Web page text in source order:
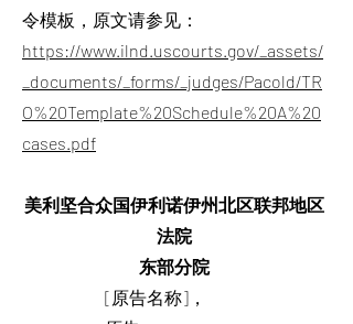
令模板，原文请参见：
https://www.ilnd.uscourts.gov/_assets/
_documents/_forms/_judges/Pacold/TR
O%20Template%20Schedule%20A%20
cases.pdf
美利坚合众国伊利诺伊州北区联邦地区
法院
东部分院
[原告名称]，